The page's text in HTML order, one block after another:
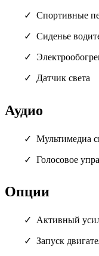
Спортивные
Сиденье
Датчик света
Аудио
Мультимедиа
Голосовое
Опции
Активный
Запуск